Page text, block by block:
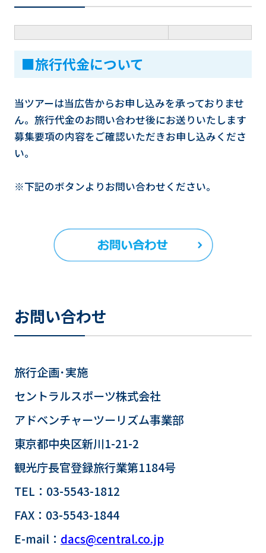
■旅行代金について
当ツアーは当広告からお申し込みを承っておりませ
ん。旅行代金のお問い合わせ後にお送りいたします
募集要項の内容をご確認いただきお申し込みくださ
い。
※下記のボタンよりお問い合わせください。
お問い合わせ
旅行企画･実施
セントラルスポーツ株式会社
アドベンチャーツーリズム事業部
東京都中央区新川1-21-2
観光庁長官登録旅行業第1184号
TEL：03-5543-1812
FAX：03-5543-1844
E-mail： dacs@central.co.jp